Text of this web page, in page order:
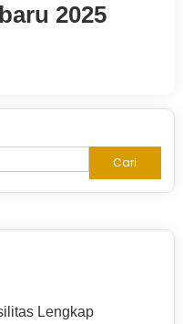
2025
Cari
Lengkap